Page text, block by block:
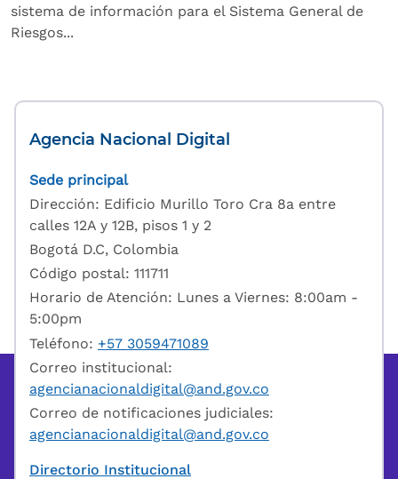
sistema de información para el Sistema General de
Riesgos...
Agencia Nacional Digital
Sede principal
Dirección: Edificio Murillo Toro Cra 8a entre
calles 12A y 12B, pisos 1 y 2
Bogotá D.C, Colombia
Código postal: 111711
Horario de Atención: Lunes a Viernes: 8:00am -
5:00pm
Teléfono: +57 3059471089
Correo institucional:
agencianacionaldigital@and.gov.co
Correo de notificaciones judiciales:
agencianacionaldigital@and.gov.co
Directorio Institucional